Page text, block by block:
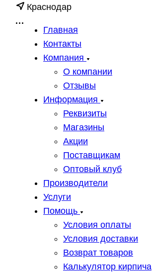
Краснодар
Главная
Контакты
Компания
О компании
Отзывы
Информация
Реквизиты
Магазины
Акции
Поставщикам
Оптовый клуб
Производители
Услуги
Помощь
Условия оплаты
Условия доставки
Возврат товаров
Калькулятор кирпича